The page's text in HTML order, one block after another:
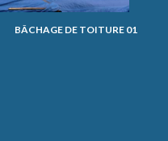
BÂCHAGE DE TOITURE 01